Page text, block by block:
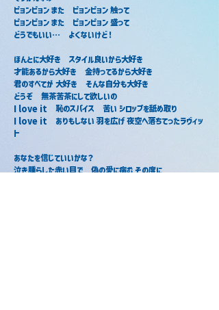
ピョンピョン また　ピョンピョン 触って
ピョンピョン また　ピョンピョン 盛って
どうでもいい…　よくないけど！
ほんとに大好き　スタイル良いから大好き
才能あるから大好き　金持ってるから大好き
君のすべてが 大好き　そんな自分も大好き
どうぞ　無茶苦茶にして欲しいの
I love it　恥のスパイス　苦い シロップを舐め取り
I love it　ありもしない 羽を広げ 夜空へ落ちてったラヴィッ
ト
あなたを信じていいかな？
泣き腫らした赤い目で　偽の愛に病む その度に